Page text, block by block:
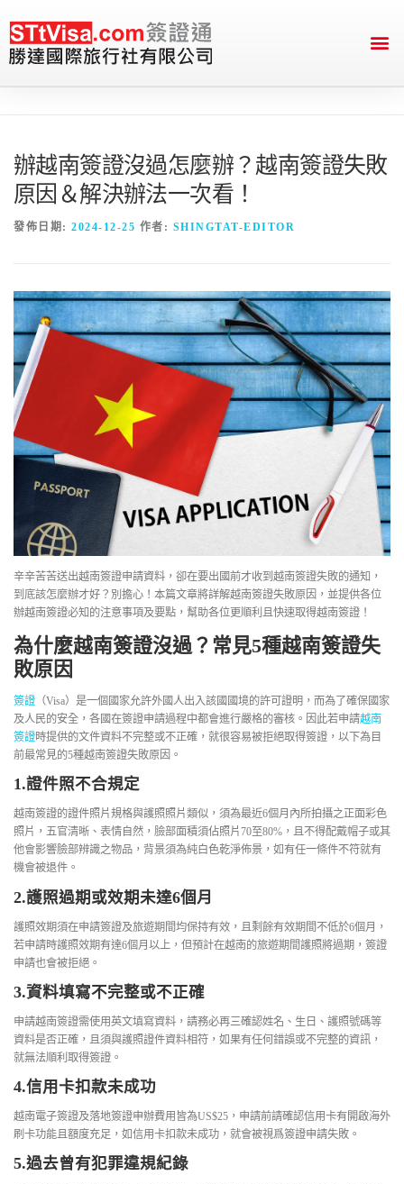
辦越南簽證沒過怎麼辦？越南簽證失敗
原因＆解決辦法一次看！
發佈日期: 2024-12-25 作者: SHINGTAT-EDITOR
辛辛苦苦送出越南簽證申請資料，卻在要出國前才收到越南簽證失敗的通知，
到底該怎麼辦才好？別擔心！本篇文章將詳解越南簽證失敗原因，並提供各位
辦越南簽證必知的注意事項及要點，幫助各位更順利且快速取得越南簽證！
為什麼越南簽證沒過？常見5種越南簽證失
敗原因
簽證 （Visa）是一個國家允許外國人出入該國國境的許可證明，而為了確保國家
及人民的安全，各國在簽證申請過程中都會進行嚴格的審核。因此若申請越南
簽證時提供的文件資料不完整或不正確，就很容易被拒絕取得簽證，以下為目
前最常見的5種越南簽證失敗原因。
1.證件照不合規定
越南簽證的證件照片規格與護照照片類似，須為最近6個月內所拍攝之正面彩色
照片，五官清晰、表情自然，臉部面積須佔照片70至80%，且不得配戴帽子或其
他會影響臉部辨識之物品，背景須為純白色乾淨佈景，如有任一條件不符就有
機會被退件。
2.護照過期或效期未達6個月
護照效期須在申請簽證及旅遊期間均保持有效，且剩餘有效期間不低於6個月，
若申請時護照效期有達6個月以上，但預計在越南的旅遊期間護照將過期，簽證
申請也會被拒絕。
3.資料填寫不完整或不正確
申請越南簽證需使用英文填寫資料，請務必再三確認姓名、生日、護照號碼等
資料是否正確，且須與護照證件資料相符，如果有任何錯誤或不完整的資訊，
就無法順利取得簽證。
4.信用卡扣款未成功
越南電子簽證及落地簽證申辦費用皆為US$25，申請前請確認信用卡有開啟海外
刷卡功能且額度充足，如信用卡扣款未成功，就會被視爲簽證申請失敗。
5.過去曾有犯罪違規紀錄